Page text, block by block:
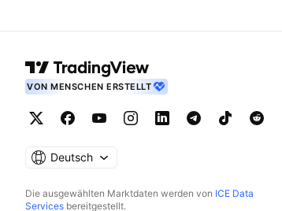
VON MENSCHEN ERSTELLT
Deutsch
Die ausgewählten Marktdaten werden von ICE Data
Services bereitgestellt.